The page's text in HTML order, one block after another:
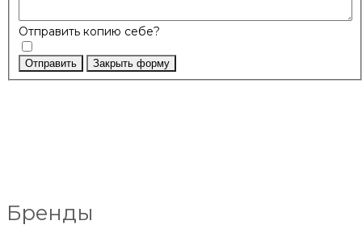
Отправить копию себе?
Отправить Закрыть форму
Бренды